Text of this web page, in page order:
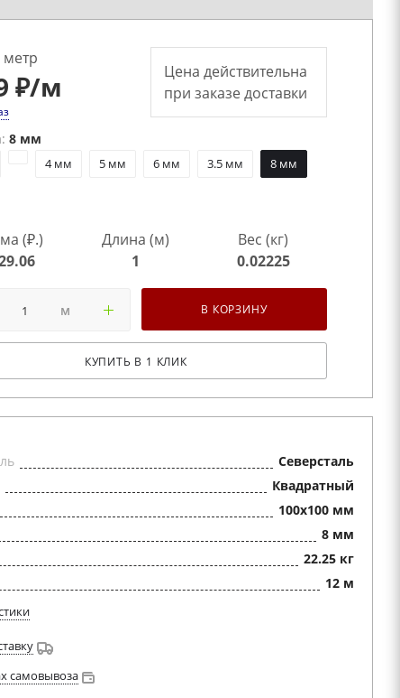
₽/м
Цена действительна
при заказе доставки
8 мм
4 мм 5 мм 6 мм 3.5 мм 8 мм
(₽.)
Длина (м)
1
Вес (кг)
0.02225
м В КОРЗИНУ
КУПИТЬ В 1 КЛИК
Северсталь
Квадратный
100x100 мм
8 мм
22.25 кг
12 м
самовывоза